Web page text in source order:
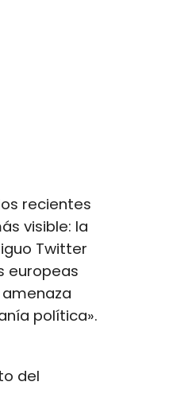
recientes
visible: la
Twitter
europeas
política».
del